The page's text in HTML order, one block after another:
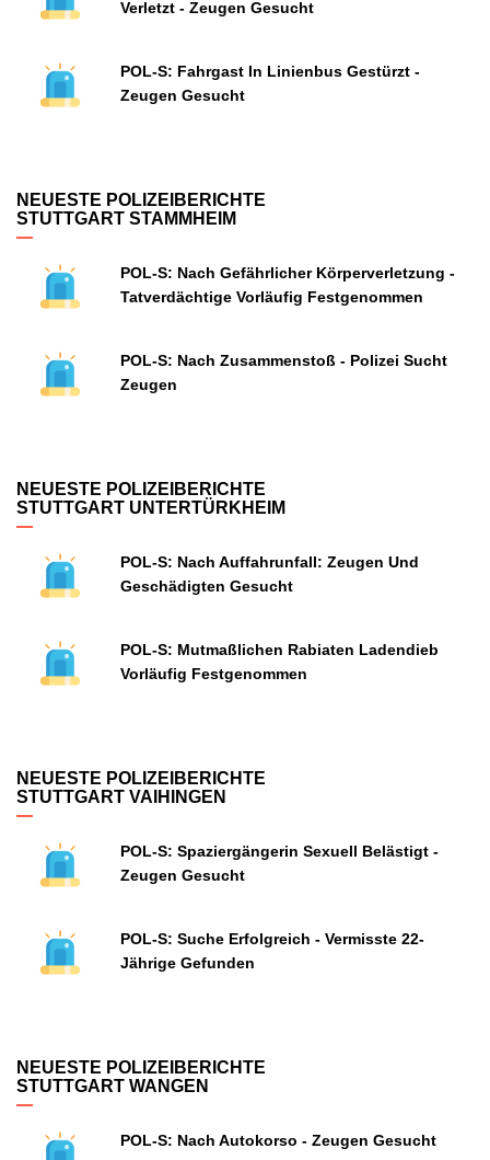
Verletzt - Zeugen Gesucht
POL-S: Fahrgast In Linienbus Gestürzt -
Zeugen Gesucht
NEUESTE POLIZEIBERICHTE
STUTTGART STAMMHEIM
POL-S: Nach Gefährlicher Körperverletzung -
Tatverdächtige Vorläufig Festgenommen
POL-S: Nach Zusammenstoß - Polizei Sucht
Zeugen
NEUESTE POLIZEIBERICHTE
STUTTGART UNTERTÜRKHEIM
POL-S: Nach Auffahrunfall: Zeugen Und
Geschädigten Gesucht
POL-S: Mutmaßlichen Rabiaten Ladendieb
Vorläufig Festgenommen
NEUESTE POLIZEIBERICHTE
STUTTGART VAIHINGEN
POL-S: Spaziergängerin Sexuell Belästigt -
Zeugen Gesucht
POL-S: Suche Erfolgreich - Vermisste 22-
Jährige Gefunden
NEUESTE POLIZEIBERICHTE
STUTTGART WANGEN
POL-S: Nach Autokorso - Zeugen Gesucht